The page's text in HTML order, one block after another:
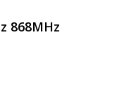
868MHz